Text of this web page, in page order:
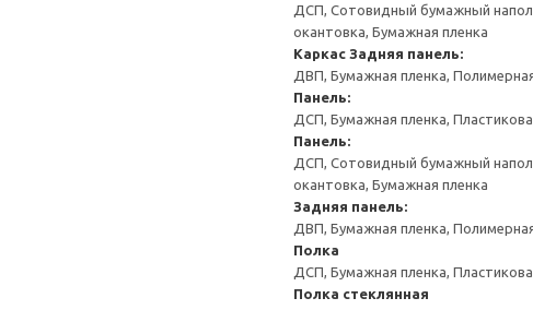
ДСП, Сотовидный бумажный
окантовка, Бумажная пленка
Каркас Задняя панель:
ДВП, Бумажная пленка,
Панель:
ДСП, Бумажная пленка,
Панель:
ДСП, Сотовидный бумажный
окантовка, Бумажная пленка
Задняя панель:
ДВП, Бумажная пленка,
Полка
ДСП, Бумажная пленка,
Полка стеклянная